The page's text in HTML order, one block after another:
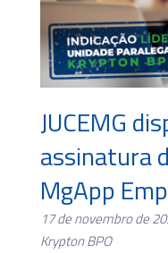
JUCEMG
assinatura
MgApp
17 de novembro de
Krypton BPO